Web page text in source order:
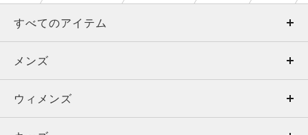
すべてのアイテム
メンズ
ウィメンズ
メンズ
トップス
ウィメンズ